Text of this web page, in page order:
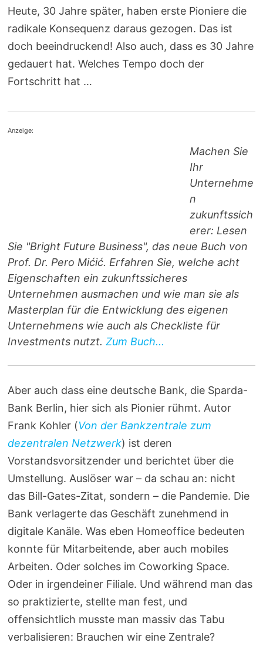
Heute, 30 Jahre später, haben erste Pioniere die
radikale Konsequenz daraus gezogen. Das ist
doch beeindruckend! Also auch, dass es 30 Jahre
gedauert hat. Welches Tempo doch der
Fortschritt hat …
Anzeige:
Machen Sie
Ihr
Unternehme
n
zukunftssich
erer: Lesen
Sie "Bright Future Business", das neue Buch von
Prof. Dr. Pero Mićić. Erfahren Sie, welche acht
Eigenschaften ein zukunftssicheres
Unternehmen ausmachen und wie man sie als
Masterplan für die Entwicklung des eigenen
Unternehmens wie auch als Checkliste für
Investments nutzt.Zum Buch...
Aber auch dass eine deutsche Bank, die Sparda-
Bank Berlin, hier sich als Pionier rühmt. Autor
Frank Kohler (Von der Bankzentrale zum
dezentralen Netzwerk) ist deren
Vorstandsvorsitzender und berichtet über die
Umstellung. Auslöser war – da schau an: nicht
das Bill-Gates-Zitat, sondern – die Pandemie. Die
Bank verlagerte das Geschäft zunehmend in
digitale Kanäle. Was eben Homeoffice bedeuten
konnte für Mitarbeitende, aber auch mobiles
Arbeiten. Oder solches im Coworking Space.
Oder in irgendeiner Filiale. Und während man das
so praktizierte, stellte man fest, und
offensichtlich musste man massiv das Tabu
verbalisieren: Brauchen wir eine Zentrale?